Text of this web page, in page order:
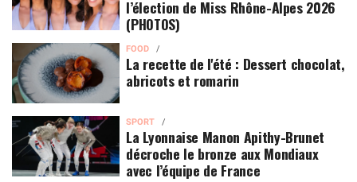
l’élection de Miss Rhône-Alpes 2026
(PHOTOS)
FOOD
La recette de l'été : Dessert chocolat,
abricots et romarin
SPORT
La Lyonnaise Manon Apithy-Brunet
décroche le bronze aux Mondiaux
avec l’équipe de France